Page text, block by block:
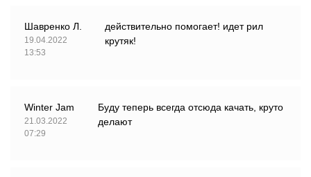
Шавренко Л.
19.04.2022
13:53
действительно помогает! идет рил
крутяк!
Winter Jam
21.03.2022
07:29
Буду теперь всегда отсюда качать, круто
делают